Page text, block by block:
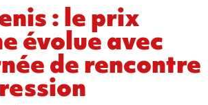
: le prix
évolue avec
de rencontre